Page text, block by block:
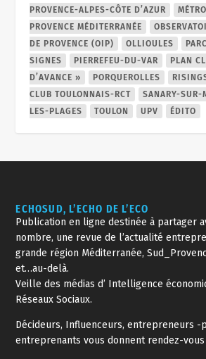
PROVENCE-ALPES-CÔTE D’AZUR
PROVENCE MÉDITERRANÉE
DE PROVENCE (OIP)
OLLIOULES
SIGNES
PIERREFEU-DU-VAR
PLAN
D’AVANCE »
PORQUEROLLES
CLUB TOULONNAIS-RCT
SANARY-SUR-
LES-PLAGES
TOULON UPV ÉDITO
ECHOSUD, L’ECHO DE L’ECO
Publication en ligne destinée à partager
nombre, une revue de l’actualité
grande région Méditerranée,
et…au-delà.
Veille des médias d’ Intelligence
Réseaux Sociaux.
Décideurs, Influenceurs, entrepreneurs -
entreprenants vous donnent rendez-